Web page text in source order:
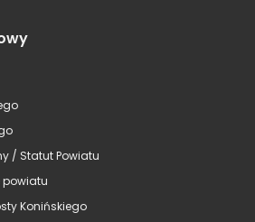
/ Statut Powiatu
powiatu
Konińskiego